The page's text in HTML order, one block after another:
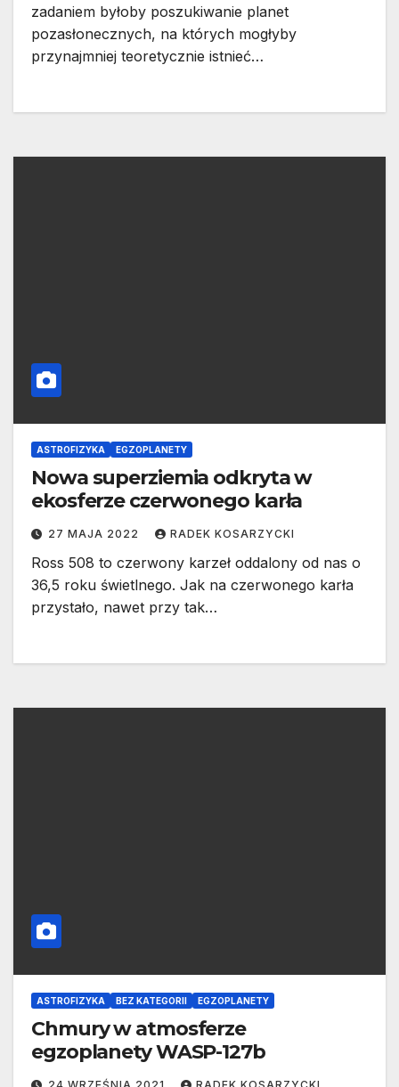
zadaniem byłoby poszukiwanie planet
pozasłonecznych, na których mogłyby
przynajmniej teoretycznie istnieć…
ASTROFIZYKA EGZOPLANETY
Nowa superziemia odkryta w
ekosferze czerwonego karła
27 MAJA 2022 RADEK KOSARZYCKI
Ross 508 to czerwony karzeł oddalony od nas o
36,5 roku świetlnego. Jak na czerwonego karła
przystało, nawet przy tak…
ASTROFIZYKA BEZ KATEGORII EGZOPLANETY
Chmury w atmosferze
egzoplanety WASP-127b